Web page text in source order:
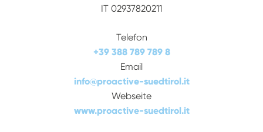
IT 02937820211
Telefon
+39 388 789 789 8
Email
info@proactive-suedtirol.it
Webseite
www.proactive-suedtirol.it